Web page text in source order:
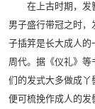
在上古时期，发
男子盛行带冠之时
子插笄是长大成人的
周代。据《仪礼》
们的发式大多做成丫
便可梳挽作成人的发